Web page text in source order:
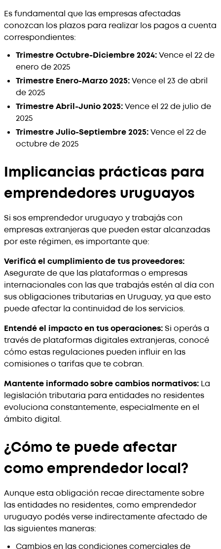
Es fundamental que las empresas afectadas
conozcan los plazos para realizar los pagos a cuenta
correspondientes:
Trimestre Octubre-Diciembre 2024:Vence el 22 de
enero de 2025
Trimestre Enero-Marzo 2025:Vence el 23 de abril
de 2025
Trimestre Abril-Junio 2025:Vence el 22 de julio de
2025
Trimestre Julio-Septiembre 2025:Vence el 22 de
octubre de 2025
Implicancias prácticas para
emprendedores uruguayos
Si sos emprendedor uruguayo y trabajás con
empresas extranjeras que pueden estar alcanzadas
por este régimen, es importante que:
Verificá el cumplimiento de tus proveedores:
Asegurate de que las plataformas o empresas
internacionales con las que trabajás estén al día con
sus obligaciones tributarias en Uruguay, ya que esto
puede afectar la continuidad de los servicios.
Entendé el impacto en tus operaciones:Si operás a
través de plataformas digitales extranjeras, conocé
cómo estas regulaciones pueden influir en las
comisiones o tarifas que te cobran.
Mantente informado sobre cambios normativos: La
legislación tributaria para entidades no residentes
evoluciona constantemente, especialmente en el
ámbito digital.
¿Cómo te puede afectar
como emprendedor local?
Aunque esta obligación recae directamente sobre
las entidades no residentes, como emprendedor
uruguayo podés verse indirectamente afectado de
las siguientes maneras:
Cambios en las condiciones comerciales de